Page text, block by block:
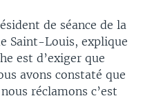
de séance de la
Saint-Louis, explique
est d’exiger que
avons constaté que
réclamons c’est